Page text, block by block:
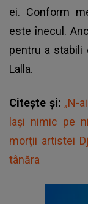
ei. Conform
este înecul.
pentru a stabili
Lalla.
Citește și: „N-
lași nimic pe
morții artistei
tânăra